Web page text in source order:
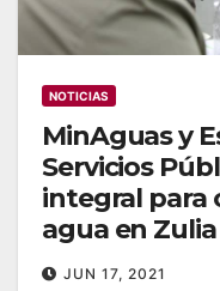
NOTICIAS
MinAguas y
Servicios
integral para
agua en Zulia
JUN 17, 2021